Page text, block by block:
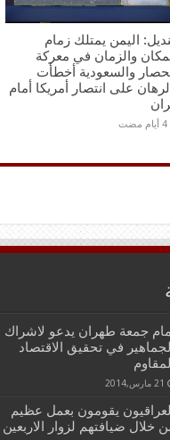
اليمن يمتلك زمام
والزمان في معركة
والسعودية أخطأت
على انتصار أمريكا أمام
‏4 أيام مضت
امام جمعة طهران يدعو لاشراك
الجماهير في تحقيق الاقتصاد
المقاوم
21 مارس,2014
العراقيون يقومون بعمل عظيم
خلال ضيافتهم لزوار الاربعين